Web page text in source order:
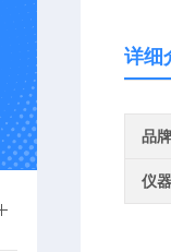
详细
品牌
仪